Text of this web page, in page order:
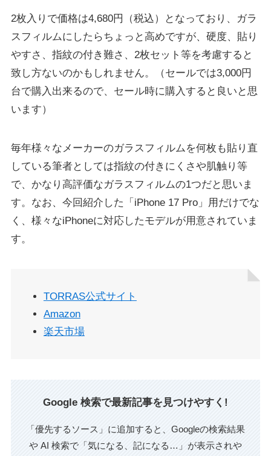
2枚入りで価格は4,680円（税込）となっており、ガラ
スフィルムにしたらちょっと高めですが、硬度、貼り
やすさ、指紋の付き難さ、2枚セット等を考慮すると
致し方ないのかもしれません。（セールでは3,000円
台で購入出来るので、セール時に購入すると良いと思
います）
毎年様々なメーカーのガラスフィルムを何枚も貼り直
している筆者としては指紋の付きにくさや肌触り等
で、かなり高評価なガラスフィルムの1つだと思いま
す。なお、今回紹介した「iPhone 17 Pro」用だけでな
く、様々なiPhoneに対応したモデルが用意されていま
す。
TORRAS公式サイト
Amazon
楽天市場
Google 検索で最新記事を見つけやすく!
「優先するソース」に追加すると、Googleの検索結果
や AI 検索で「気になる、記になる…」が表示されや